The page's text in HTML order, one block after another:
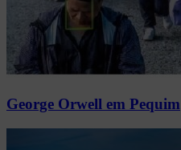
George Orwell em Pequim